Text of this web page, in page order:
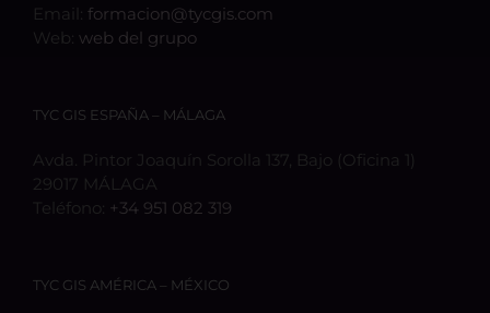
Email: formacion@tycgis.com
Web: web del grupo
TYC GIS ESPAÑA – MÁLAGA
Avda. Pintor Joaquín Sorolla 137, Bajo (Oficina 1)
29017 MÁLAGA
Teléfono: +34 951 082 319
TYC GIS AMÉRICA – MÉXICO